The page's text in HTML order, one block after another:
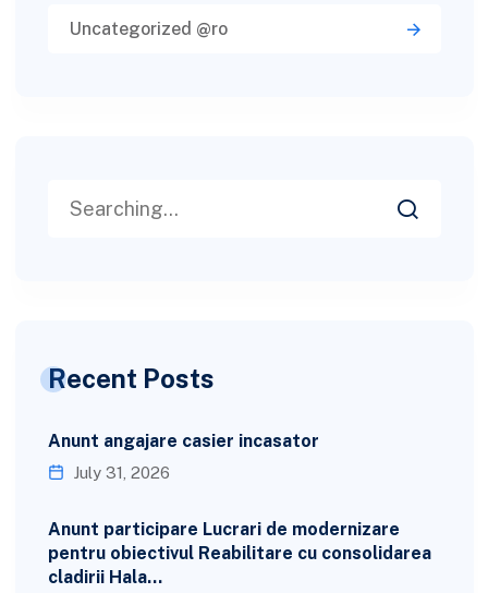
Uncategorized @ro
Recent Posts
Anunt angajare casier incasator
July 31, 2026
Anunt participare Lucrari de modernizare
pentru obiectivul Reabilitare cu consolidarea
cladirii Hala…